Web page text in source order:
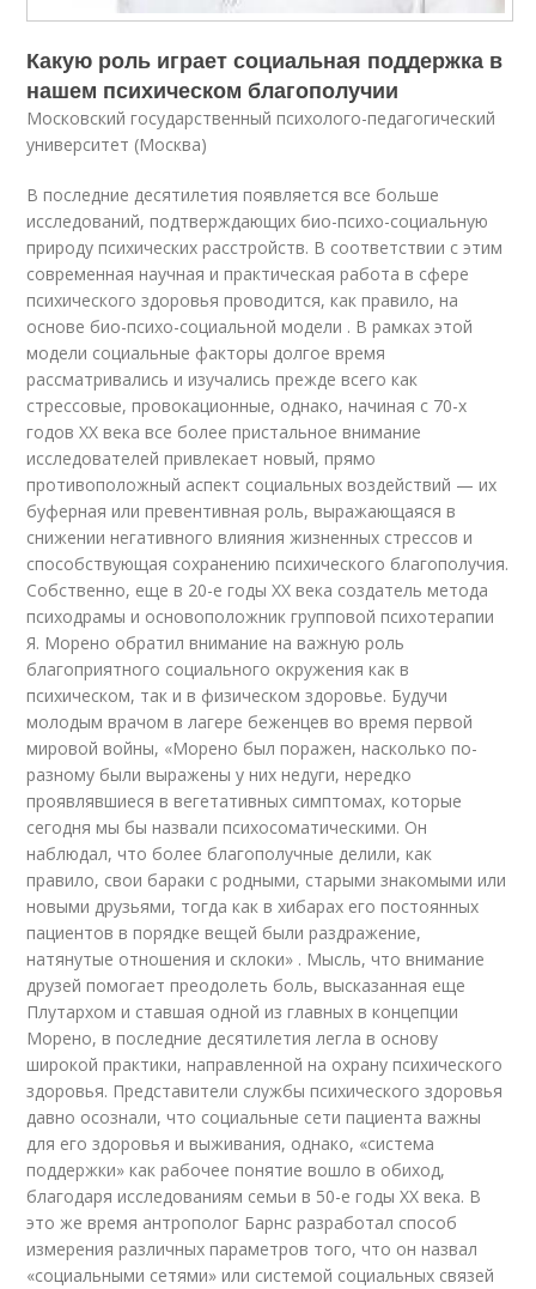
Какую роль играет социальная поддержка в
нашем психическом благополучии
Московский государственный психолого-педагогический
университет (Москва)
В последние десятилетия появляется все больше
исследований, подтверждающих био-психо-социальную
природу психических расстройств. В соответствии с этим
современная научная и практическая работа в сфере
психического здоровья проводится, как правило, на
основе био-психо-социальной модели . В рамках этой
модели социальные факторы долгое время
рассматривались и изучались прежде всего как
стрессовые, провокационные, однако, начиная с 70-х
годов XX века все более пристальное внимание
исследователей привлекает новый, прямо
противоположный аспект социальных воздействий — их
буферная или превентивная роль, выражающаяся в
снижении негативного влияния жизненных стрессов и
способствующая сохранению психического благополучия.
Собственно, еще в 20-е годы XX века создатель метода
психодрамы и основоположник групповой психотерапии
Я. Морено обратил внимание на важную роль
благоприятного социального окружения как в
психическом, так и в физическом здоровье. Будучи
молодым врачом в лагере беженцев во время первой
мировой войны, «Морено был поражен, насколько по-
разному были выражены у них недуги, нередко
проявлявшиеся в вегетативных симптомах, которые
сегодня мы бы назвали психосоматическими. Он
наблюдал, что более благополучные делили, как
правило, свои бараки с родными, старыми знакомыми или
новыми друзьями, тогда как в хибарах его постоянных
пациентов в порядке вещей были раздражение,
натянутые отношения и склоки» . Мысль, что внимание
друзей помогает преодолеть боль, высказанная еще
Плутархом и ставшая одной из главных в концепции
Морено, в последние десятилетия легла в основу
широкой практики, направленной на охрану психического
здоровья. Представители службы психического здоровья
давно осознали, что социальные сети пациента важны
для его здоровья и выживания, однако, «система
поддержки» как рабочее понятие вошло в обиход,
благодаря исследованиям семьи в 50-е годы XX века. В
это же время антрополог Барнс разработал способ
измерения различных параметров того, что он назвал
«социальными сетями» или системой социальных связей